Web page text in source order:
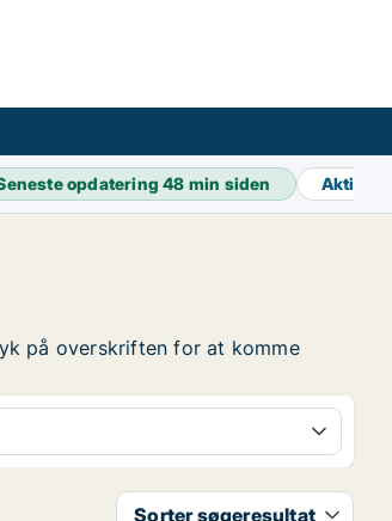
opdatering48 min siden Aktive
på overskriften for at komme
Sorter søgeresultat